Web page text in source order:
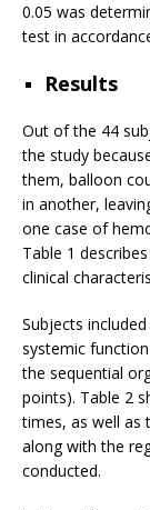
0.05 was
test in
Results
Out of the 44
the study
them, balloon
in another,
one case of
Table 1
clinical
Subjects
systemic
the sequential
points). Table 2
times, as well as
along with the
conducted.